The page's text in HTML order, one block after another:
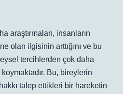
araştırmaları, insanların
olan ilgisinin arttığını ve bu
tercihlerden çok daha
Bu, bireylerin
talep ettikleri bir hareketin